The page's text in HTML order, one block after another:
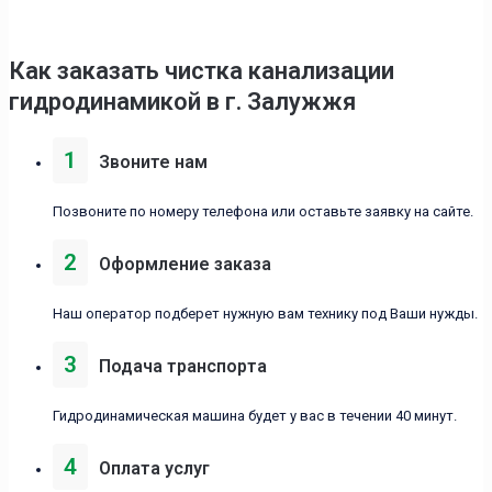
Как заказать чистка канализации
гидродинамикой в г. Залужжя
1 Звоните нам
Позвоните по номеру телефона или оставьте заявку на сайте.
2 Оформление заказа
Наш оператор подберет нужную вам технику под Ваши нужды.
3 Подача транспорта
Гидродинамическая машина будет у вас в течении 40 минут.
4 Оплата услуг